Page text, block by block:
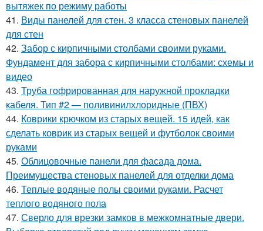
вытяжек по режиму работы
41. Виды панелей для стен. 3 класса стеновых панелей
для стен
42. Забор с кирпичными столбами своими руками.
Фундамент для забора с кирпичными столбами: схемы и
видео
43. Труба гофрированная для наружной прокладки
кабеля. Тип #2 — поливинилхлоридные (ПВХ)
44. Коврики крючком из старых вещей. 15 идей, как
сделать коврик из старых вещей и футболок своими
руками
45. Облицовочные панели для фасада дома.
Преимущества стеновых панелей для отделки дома
46. Теплые водяные полы своими руками. Расчет
теплого водяного пола
47. Сверло для врезки замков в межкомнатные двери.